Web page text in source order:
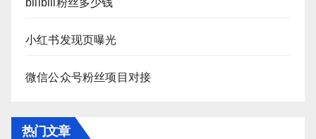
bilibili粉丝多少钱
小红书发现页曝光
微信公众号粉丝项目对接
热门文章